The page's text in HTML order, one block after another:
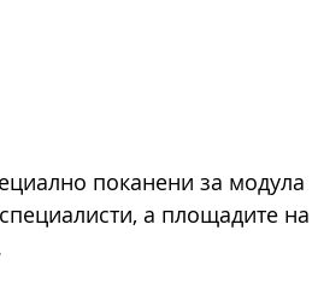
поканени за модула
а площадите на